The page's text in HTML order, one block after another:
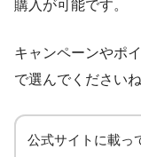
購入が可能です。
キャンペーンやポ
で選んでくださいね
公式サイトに載っ